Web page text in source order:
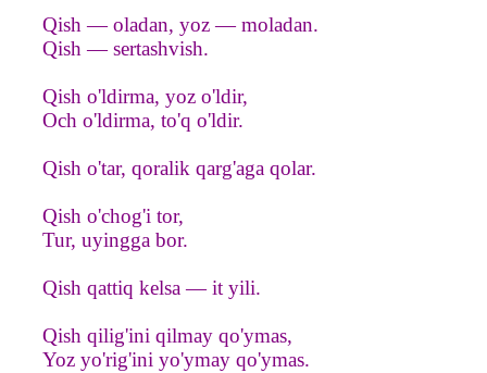
Qish — oladan, yoz — moladan.
Qish — sertashvish.
Qish o'ldirma, yoz o'ldir,
Och o'ldirma, to'q o'ldir.
Qish o'tar, qoralik qarg'aga qolar.
Qish o'chog'i tor,
Tur, uyingga bor.
Qish qattiq kelsa — it yili.
Qish qilig'ini qilmay qo'ymas,
Yoz yo'rig'ini yo'ymay qo'ymas.